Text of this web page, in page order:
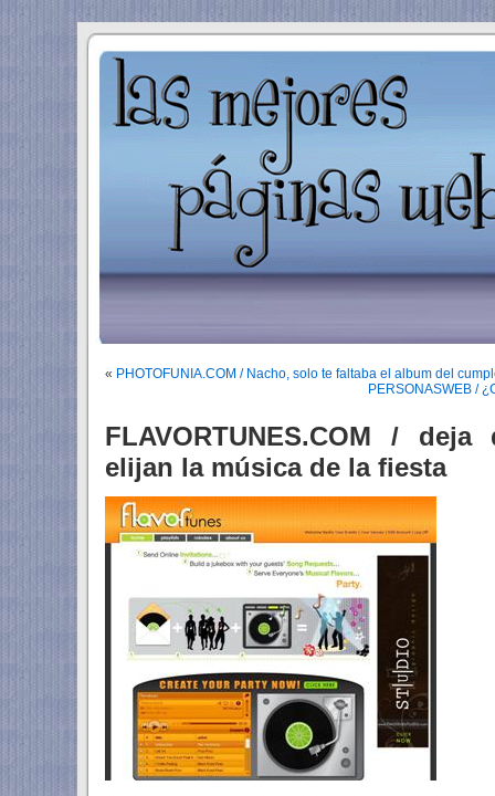
« PHOTOFUNIA.COM / Nacho, solo te faltaba el album del
PERSONASWEB /
FLAVORTUNES.COM /
elijan la música de la fiesta